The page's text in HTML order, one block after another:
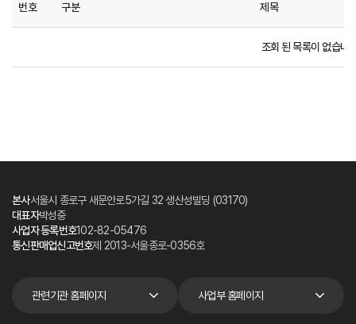
번호 구분 제목
조회 된 목록이 없습니
본사서울시 종로구 새문안로5가길 32 생산성빌딩 (03170)
대표자박성중
사업자 등록번호102-82-05476
통신판매업신고번호제 2013-서울종로-0356호
관련기관 홈페이지 사업부 홈페이지